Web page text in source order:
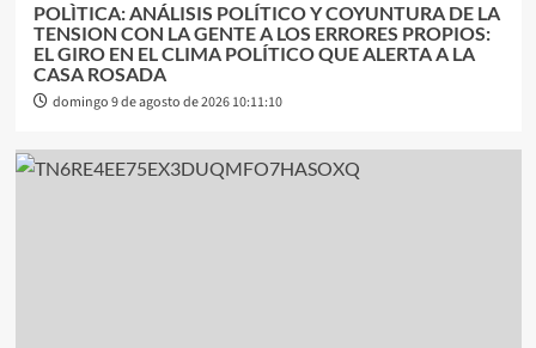
POLÌTICA: ANÁLISIS POLÍTICO Y COYUNTURA DE LA
TENSION CON LA GENTE A LOS ERRORES PROPIOS:
EL GIRO EN EL CLIMA POLÍTICO QUE ALERTA A LA
CASA ROSADA
domingo 9 de agosto de 2026 10:11:10